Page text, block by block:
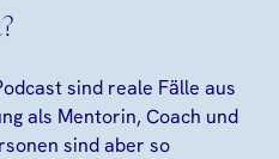
sind reale Fälle aus
als Mentorin, Coach und
sind aber so